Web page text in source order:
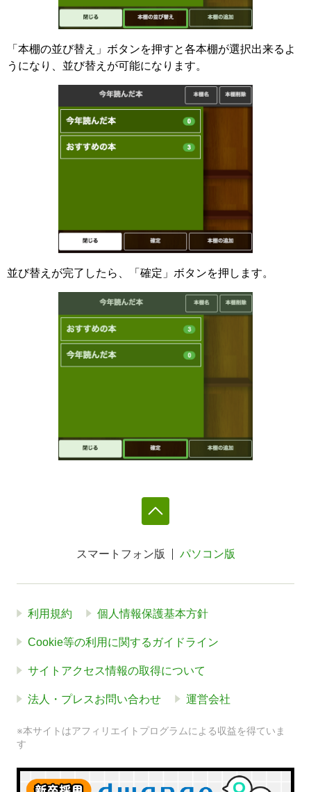
「本棚の並び替え」ボタンを押すと各本棚が選択出来るよ
うになり、並び替えが可能になります。
並び替えが完了したら、「確定」ボタンを押します。
スマートフォン版 パソコン版
利用規約 個人情報保護基本方針
Cookie等の利用に関するガイドライン
サイトアクセス情報の取得について
法人・プレスお問い合わせ 運営会社
※本サイトはアフィリエイトプログラムによる収益を得ていま
す